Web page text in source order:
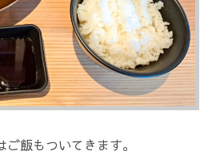
飯もついてきます。